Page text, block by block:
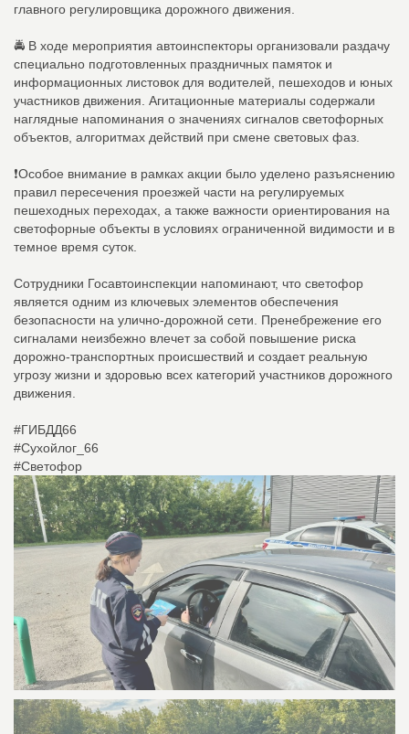
главного регулировщика дорожного движения.
🚔 В ходе мероприятия автоинспекторы организовали раздачу
специально подготовленных праздничных памяток и
информационных листовок для водителей, пешеходов и юных
участников движения. Агитационные материалы содержали
наглядные напоминания о значениях сигналов светофорных
объектов, алгоритмах действий при смене световых фаз.
❗️Особое внимание в рамках акции было уделено разъяснению
правил пересечения проезжей части на регулируемых
пешеходных переходах, а также важности ориентирования на
светофорные объекты в условиях ограниченной видимости и в
темное время суток.
Сотрудники Госавтоинспекции напоминают, что светофор
является одним из ключевых элементов обеспечения
безопасности на улично-дорожной сети. Пренебрежение его
сигналами неизбежно влечет за собой повышение риска
дорожно-транспортных происшествий и создает реальную
угрозу жизни и здоровью всех категорий участников дорожного
движения.
#ГИБДД66
#Сухойлог_66
#Светофор